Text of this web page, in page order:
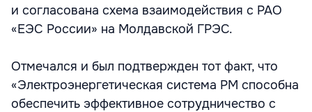
и согласована схема взаимодействия с РАО
«ЕЭС России» на Молдавской ГРЭС.
Отмечался и был подтвержден тот факт, что
«Электроэнергетическая система РМ способна
обеспечить эффективное сотрудничество с